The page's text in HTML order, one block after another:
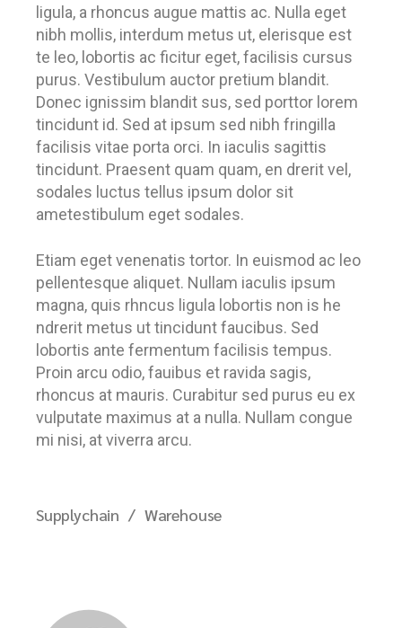
ligula, a rhoncus augue mattis ac. Nulla eget
nibh mollis, interdum metus ut, elerisque est
te leo, lobortis ac ficitur eget, facilisis cursus
purus. Vestibulum auctor pretium blandit.
Donec ignissim blandit sus, sed porttor lorem
tincidunt id. Sed at ipsum sed nibh fringilla
facilisis vitae porta orci. In iaculis sagittis
tincidunt. Praesent quam quam, en drerit vel,
sodales luctus tellus ipsum dolor sit
ametestibulum eget sodales.
Etiam eget venenatis tortor. In euismod ac leo
pellentesque aliquet. Nullam iaculis ipsum
magna, quis rhncus ligula lobortis non is he
ndrerit metus ut tincidunt faucibus. Sed
lobortis ante fermentum facilisis tempus.
Proin arcu odio, fauibus et ravida sagis,
rhoncus at mauris. Curabitur sed purus eu ex
vulputate maximus at a nulla. Nullam congue
mi nisi, at viverra arcu.
Supplychain Warehouse